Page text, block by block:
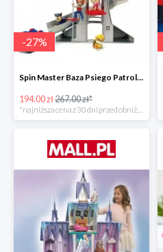
-27%
Spin Master Baza Psiego Patrolu -27%
194.00 zł267.00 zł*
*najniższa cena z 30 dni przed obniżką